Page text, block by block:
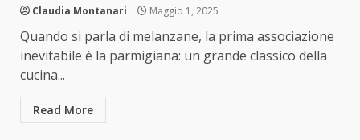
Claudia Montanari Maggio 1, 2025
Quando si parla di melanzane, la prima associazione
inevitabile è la parmigiana: un grande classico della
cucina...
Read More